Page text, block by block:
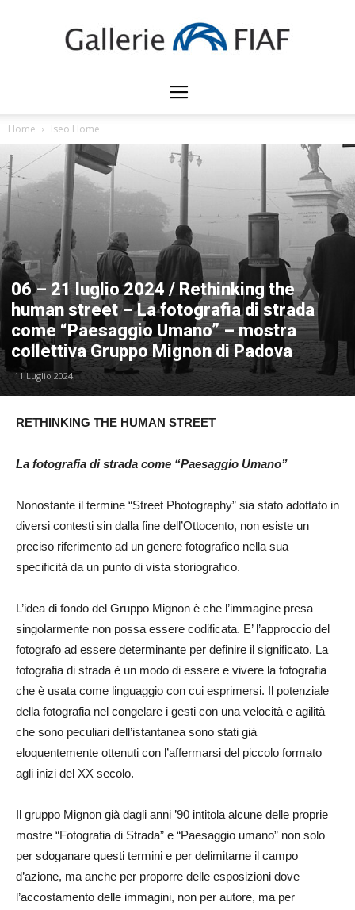
Gallerie
FIAF
Home Iseo Home
06 – 21 luglio 2024 / Rethinking the
human street – La fotografia di strada
come “Paesaggio Umano” – mostra
collettiva Gruppo Mignon di Padova
11 Luglio 2024
RETHINKING THE HUMAN STREET
La fotografia di strada come “Paesaggio Umano”
Nonostante il termine “Street Photography” sia stato adottato in
diversi contesti sin dalla fine dell’Ottocento, non esiste un
preciso riferimento ad un genere fotografico nella sua
specificità da un punto di vista storiografico.
L’idea di fondo del Gruppo Mignon è che l’immagine presa
singolarmente non possa essere codificata. E’ l’approccio del
fotografo ad essere determinante per definire il significato. La
fotografia di strada è un modo di essere e vivere la fotografia
che è usata come linguaggio con cui esprimersi. Il potenziale
della fotografia nel congelare i gesti con una velocità e agilità
che sono peculiari dell’istantanea sono stati già
eloquentemente ottenuti con l’affermarsi del piccolo formato
agli inizi del XX secolo.
Il gruppo Mignon già dagli anni ’90 intitola alcune delle proprie
mostre “Fotografia di Strada” e “Paesaggio umano” non solo
per sdoganare questi termini e per delimitarne il campo
d’azione, ma anche per proporre delle esposizioni dove
l’accostamento delle immagini, non per autore, ma per